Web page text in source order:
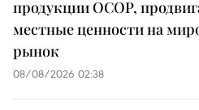
продукции OCOP,
местные ценности на
рынок
08/08/2026 02:38